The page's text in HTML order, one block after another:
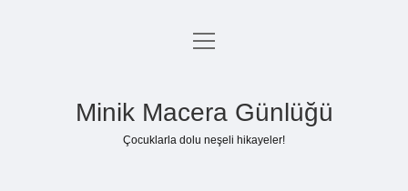
Anasayfa
menüyü
Minik Macera Günlüğü
Çocuklarla dolu neşeli hikayeler!